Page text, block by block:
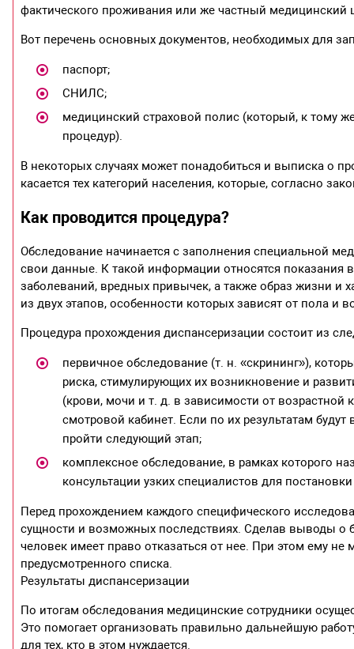
фактического проживания или же частный
Вот перечень основных документов, необходимых для
паспорт;
СНИЛС;
медицинский страховой полис (который, к тому
процедур).
В некоторых случаях может понадобиться и выписка о
касается тех категорий населения, которые, согласно
Как проводится процедура?
Обследование начинается с заполнения специальной
свои данные. К такой информации относятся показания
заболеваний, вредных привычек, а также образ жизни и
из двух этапов, особенности которых зависят от пола и
Процедура прохождения диспансеризации состоит из
первичное обследование (т. н. «скрининг»),
риска, стимулирующих их возникновение и
(крови, мочи и т. д. в зависимости от возрастной
смотровой кабинет. Если по их результатам
пройти следующий этап;
комплексное обследование, в рамках которого
консультации узких специалистов для
Перед прохождением каждого специфического
сущности и возможных последствиях. Сделав выводы о
человек имеет право отказаться от нее. При этом ему
предусмотренного списка.
Результаты диспансеризации
По итогам обследования медицинские сотрудники
Это помогает организовать правильно дальнейшую
для тех, кто в этом нуждается.